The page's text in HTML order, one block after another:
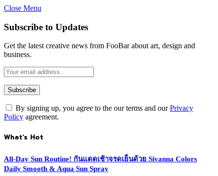
Close Menu
Subscribe to Updates
Get the latest creative news from FooBar about art, design and
business.
By signing up, you agree to the our terms and ourPrivacy
Policy agreement.
What's Hot
All-Day Sun Routine! กันแดดเช้าจรดเย็นด้วย Sivanna Colors
Daily Smooth & Aqua Sun Spray